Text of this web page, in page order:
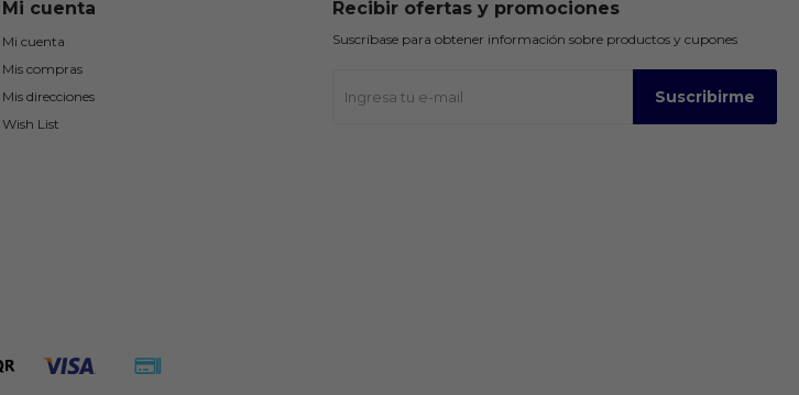
Mi cuenta
Mi cuenta
Mis compras
Mis direcciones
Wish List
Recibir ofertas y promociones
Suscríbase para obtener información sobre productos y cupones
Suscribirme